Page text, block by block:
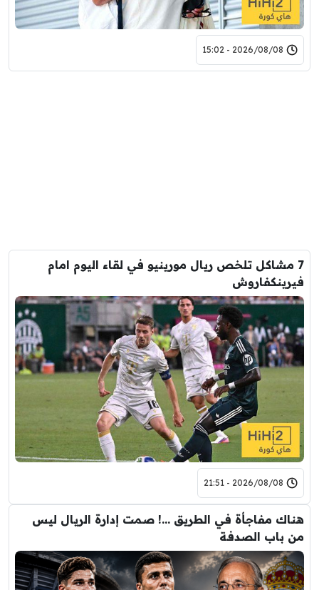
2026/08/08 - 15:02
7 مشاكل تلخص ريال مورينيو في لقاء اليوم امام
فيرينكفاروش
2026/08/08 - 21:51
هناك مفاجأة في الطريق …! صمت إدارة الريال ليس
من باب الصدفة